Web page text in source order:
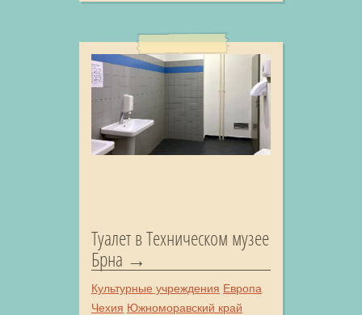
Туалет в Техническом музее
Брна
Культурные учреждения Европа
Чехия Южноморавский край